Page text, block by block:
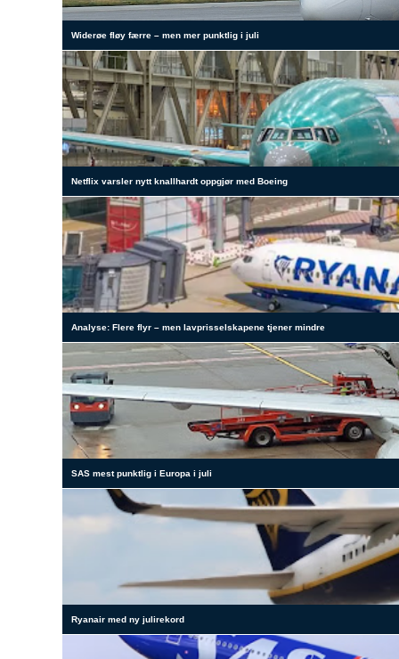
Widerøe fløy færre – men mer punktlig i juli
Netflix varsler nytt knallhardt oppgjør med Boeing
Analyse: Flere flyr – men lavprisselskapene tjener mindre
SAS mest punktlig i Europa i juli
Ryanair med ny julirekord